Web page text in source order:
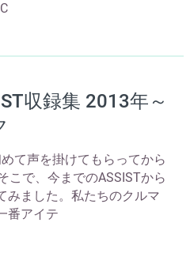
収録集 2013年～
て声を掛けてもらってから
こで、今までのASSISTから
みました。私たちのクルマ
番アイテ